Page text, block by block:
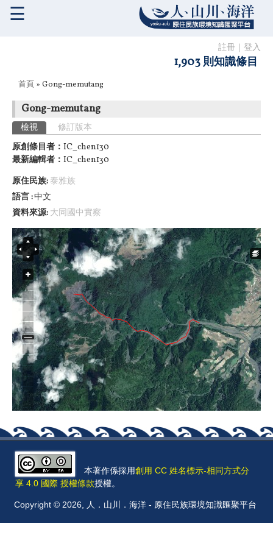
註冊 登入
1,903 則知識條目
☰
您在這裡
首頁 » Gong-memutang
Gong-memutang
主要索引標籤
檢視 (作用中頁籤)
修訂版本
原創條目者： IC_chen130
最新編輯者： IC_chen130
原住民族: 泰雅族
語言 中文
資料來源: 大同國中實察
本著作係採用創用 CC 姓名標示-相同方式分
享 4.0 國際 授權條款授權。
Copyright © 2026, 人．山川．海洋 - 原住民族環境知識匯聚平台